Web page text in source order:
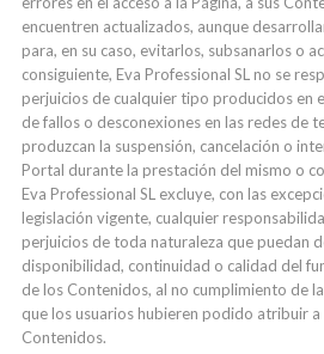
encuentren actualizados, aunque
para, en su caso, evitarlos, subsanarlos o
consiguiente, Eva Professional SL no se
perjuicios de cualquier tipo producidos en
de fallos o desconexiones en las redes de
produzcan la suspensión, cancelación o
Portal durante la prestación del mismo o
Eva Professional SL excluye, con las
legislación vigente, cualquier
perjuicios de toda naturaleza que puedan
disponibilidad, continuidad o calidad del
de los Contenidos, al no cumplimiento de
que los usuarios hubieren podido atribuir a
Contenidos.